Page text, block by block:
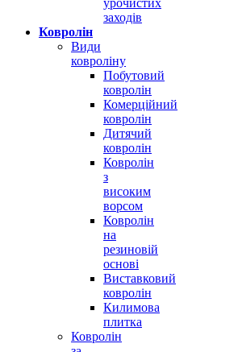
заходів
Ковролін
Види
ковроліну
Побутовий
ковролін
Комерційний
ковролін
Дитячий
ковролін
Ковролін
з
високим
ворсом
Ковролін
на
резиновій
основі
Виставковий
ковролін
Килимова
плитка
Ковролін